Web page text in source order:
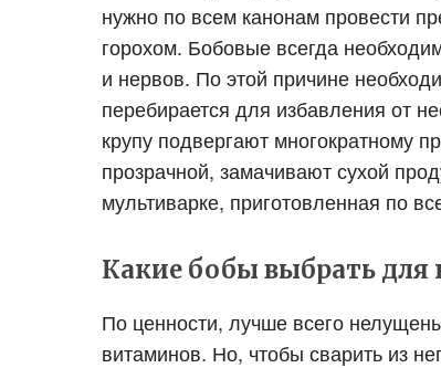
нужно по всем канонам провести
горохом. Бобовые всегда
и нервов. По этой причине
перебирается для избавления от
крупу подвергают многократному
прозрачной, замачивают сухой
мультиварке, приготовленная по
Какие бобы выбрать для
По ценности, лучше всего
витаминов. Но, чтобы сварить из